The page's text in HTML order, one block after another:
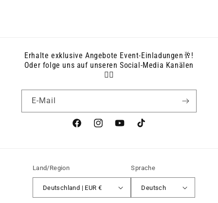
Erhalte exklusive Angebote Event-Einladungen🥂!
Oder folge uns auf unseren Social-Media Kanälen
👇🏻
E-Mail
FacebookInstagramYouTubeTikTok
Land/Region
Deutschland | EUR €
Sprache
Deutsch